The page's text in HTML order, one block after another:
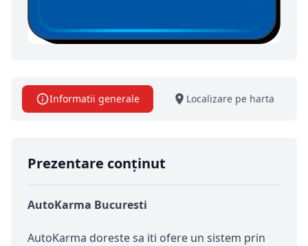
Informatii generale Localizare pe harta
Prezentare conținut
AutoKarma Bucuresti
AutoKarma doreste sa iti ofere un sistem prin